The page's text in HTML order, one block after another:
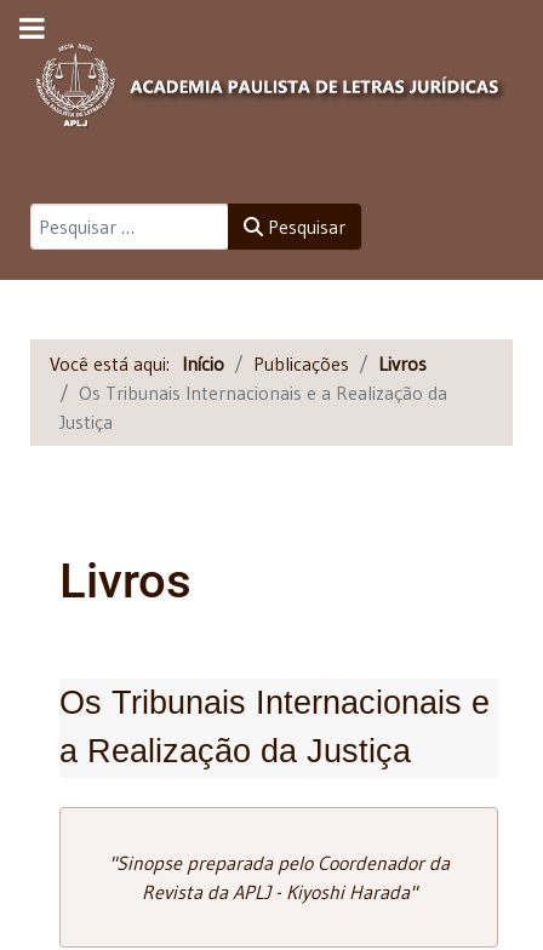
Pesquisar Pesquisar
Você está aqui: Início Publicações
Livros
Os Tribunais Internacionais e a Realização da
Justiça
Livros
Os Tribunais Internacionais e
a Realização da Justiça
"Sinopse preparada pelo Coordenador da
Revista da APLJ - Kiyoshi Harada"